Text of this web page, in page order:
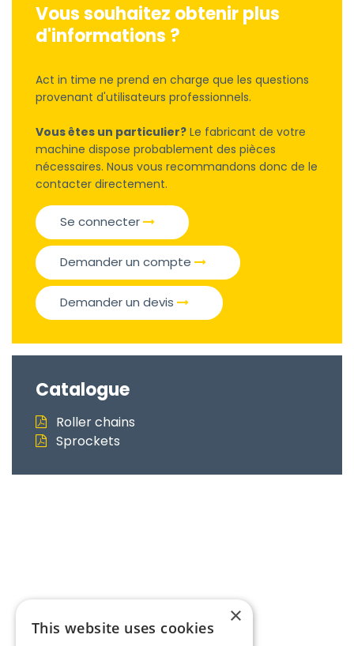
Vous souhaitez obtenir plus
d'informations ?
Act in time ne prend en charge que les questions
provenant d'utilisateurs professionnels.
Vous êtes un particulier? Le fabricant de votre
machine dispose probablement des pièces
nécessaires. Nous vous recommandons donc de le
contacter directement.
Se connecter
Demander un compte
Demander un devis
Catalogue
Roller chains
Sprockets
×
This website uses cookies